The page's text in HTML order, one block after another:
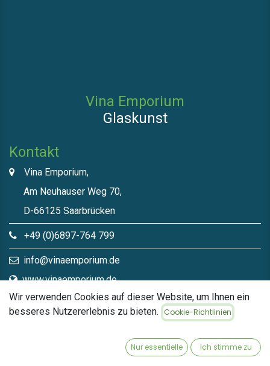
Vina Emporium
Glaskunst
Kontakt
Vina Emporium,
Am Neuhauser Weg 70,
D-66125 Saarbrücken
+49 (0)6897-764 799
info@vinaemporium.de
www.vinaemporium.de
Direktlinks​
Wir verwenden Cookies auf dieser Website, um Ihnen ein
besseres Nutzererlebnis zu bieten.
Cookie-Richtlinien
Nur essentielle Ich stimme zu